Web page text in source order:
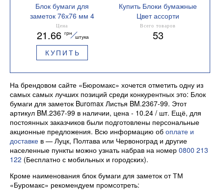
Блок бумаги для
заметок 76х76 мм 4
цвета х 25л BM.2312-10
Buromax пастель
Цена
21.66 грн
штука
КУПИТЬ
Купить Блоки бумажные
Цвет ассорти
Всего товаров
53
На брендовом сайте «Бюромакс» хочется отметить одну из
самых самых лучших позиций среди конкурентных это: Блок
бумаги для заметок Buromax Листья BM.2367-99. Этот
артикул BM.2367-99 в наличии, цена - 10.24 / шт. Ещё, для
постоянных заказчиков были подготовлены персональные
акционные предложения. Всю информацию об оплате и
доставке в — Луцк, Полтава или Червоноград и другие
населенные пункты можно узнать набрав на номер 0800 213
122 (Бесплатно с мобильных и городских).
Кроме наименования блок бумаги для заметок от ТМ
«Буромакс» рекомендуем промсотреть: